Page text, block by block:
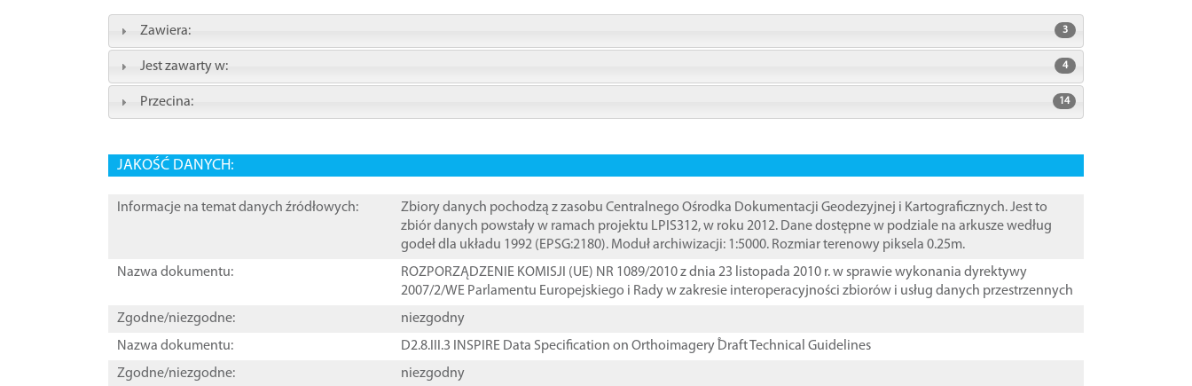
Zawiera: 3
Jest zawarty w: 4
Przecina: 14
JAKOŚĆ DANYCH:
Informacje na temat danych źródłowych:
Zbiory danych pochodzą z zasobu Centralnego Ośrodka Dokumentacji Geodezyjnej i Kartograficznych. Jest to
zbiór danych powstały w ramach projektu LPIS312, w roku 2012. Dane dostępne w podziale na arkusze według
godeł dla układu 1992 (EPSG:2180). Moduł archiwizacji: 1:5000. Rozmiar terenowy piksela 0.25m.
Nazwa dokumentu:
ROZPORZĄDZENIE KOMISJI (UE) NR 1089/2010 z dnia 23 listopada 2010 r. w sprawie wykonania dyrektywy
2007/2/WE Parlamentu Europejskiego i Rady w zakresie interoperacyjności zbiorów i usług danych przestrzennych
Zgodne/niezgodne:
niezgodny
Nazwa dokumentu:
D2.8.III.3 INSPIRE Data Specification on Orthoimagery ֠Draft Technical Guidelines
Zgodne/niezgodne:
niezgodny